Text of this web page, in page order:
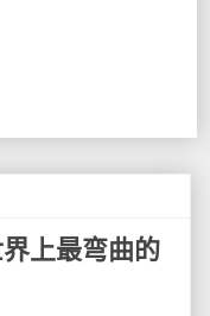
上最弯曲的